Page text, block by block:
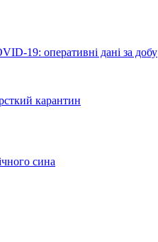
19: оперативні дані за добу
карантин
сина